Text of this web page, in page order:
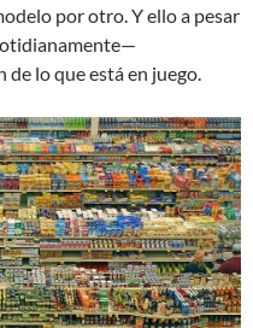
por otro. Y ello a pesar
lo que está en juego.